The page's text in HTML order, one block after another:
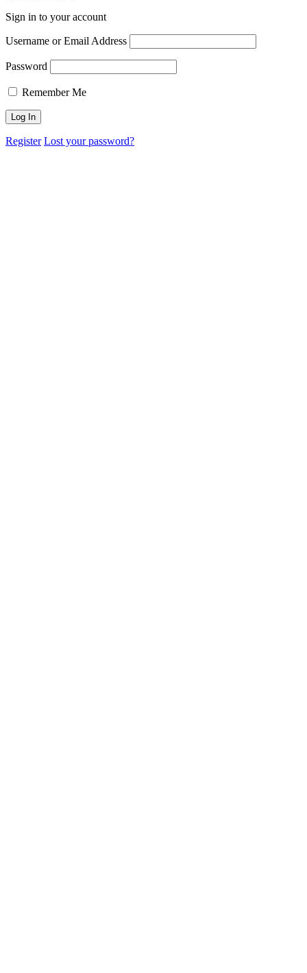
Sign in to your account
Username or Email Address
Password
Remember Me
Register Lost your password?